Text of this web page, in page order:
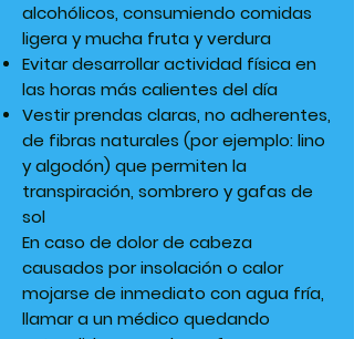
alcohólicos, consumiendo comidas
ligera y mucha fruta y verdura
Evitar desarrollar actividad física en
las horas más calientes del día
Vestir prendas claras, no adherentes,
de fibras naturales (por ejemplo: lino
y algodón) que permiten la
transpiración, sombrero y gafas de
sol
En caso de dolor de cabeza
causados por insolación o calor
mojarse de inmediato con agua fría,
llamar a un médico quedando